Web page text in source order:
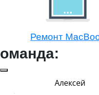
Ремонт
Алексей